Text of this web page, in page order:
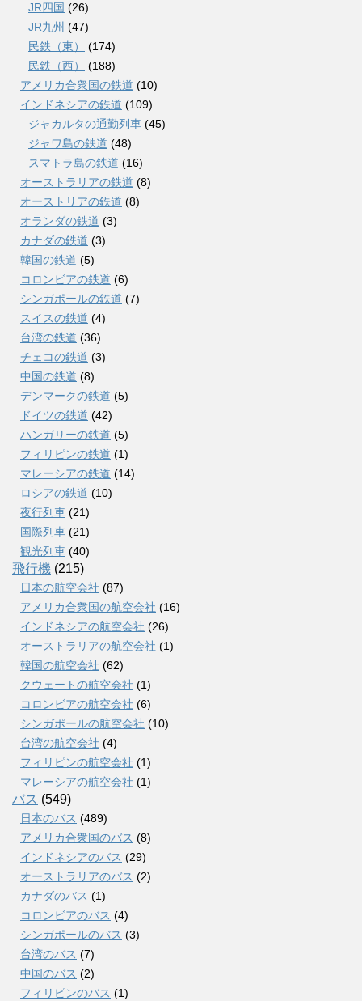
JR四国 (26)
JR九州 (47)
民鉄（東）
(174)
民鉄（西）
(188)
アメリカ合衆国の鉄道 (10)
インドネシアの鉄道 (109)
ジャカルタの通勤列車 (45)
ジャワ島の鉄道 (48)
スマトラ島の鉄道 (16)
オーストラリアの鉄道 (8)
オーストリアの鉄道 (8)
オランダの鉄道 (3)
カナダの鉄道 (3)
韓国の鉄道 (5)
コロンビアの鉄道 (6)
シンガポールの鉄道 (7)
スイスの鉄道 (4)
台湾の鉄道 (36)
チェコの鉄道 (3)
中国の鉄道 (8)
デンマークの鉄道 (5)
ドイツの鉄道 (42)
ハンガリーの鉄道 (5)
フィリピンの鉄道 (1)
マレーシアの鉄道 (14)
ロシアの鉄道 (10)
夜行列車 (21)
国際列車 (21)
観光列車 (40)
飛行機 (215)
日本の航空会社 (87)
アメリカ合衆国の航空会社 (16)
インドネシアの航空会社 (26)
オーストラリアの航空会社 (1)
韓国の航空会社 (62)
クウェートの航空会社 (1)
コロンビアの航空会社 (6)
シンガポールの航空会社 (10)
台湾の航空会社 (4)
フィリピンの航空会社 (1)
マレーシアの航空会社 (1)
バス (549)
日本のバス (489)
アメリカ合衆国のバス (8)
インドネシアのバス (29)
オーストラリアのバス (2)
カナダのバス (1)
コロンビアのバス (4)
シンガポールのバス (3)
台湾のバス (7)
中国のバス (2)
フィリピンのバス (1)